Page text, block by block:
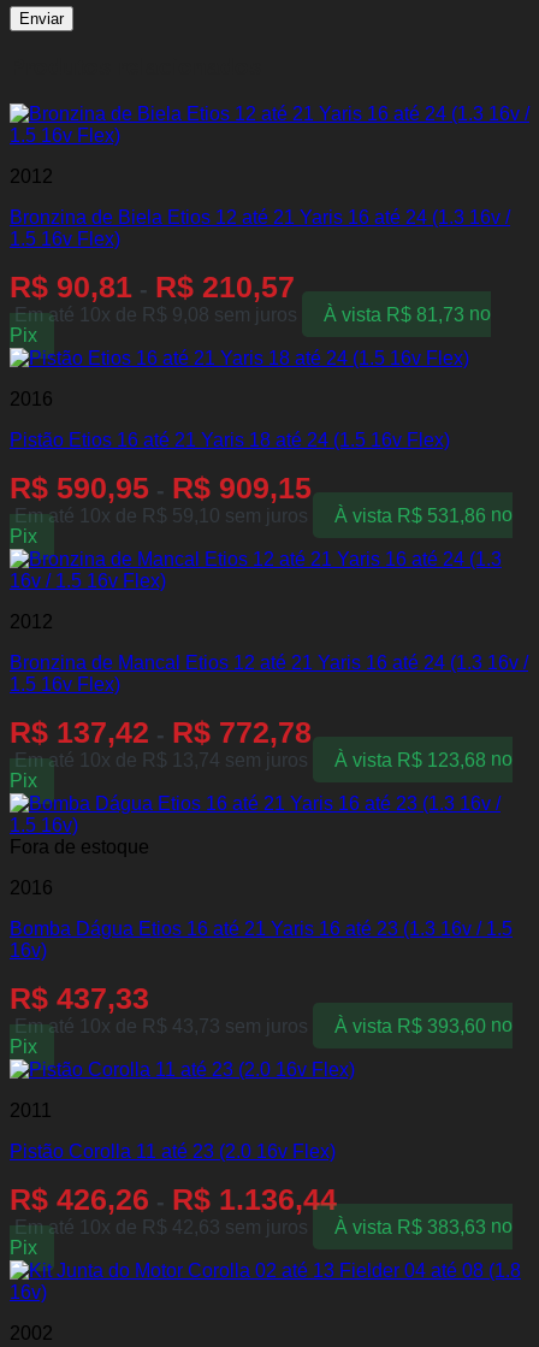
2012
Bronzina de Biela Etios 12 até 21 Yaris 16 até 24 (1.3 16v /
1.5 16v Flex)
R$ 90,81 - R$ 210,57
Em até 10x de R$ 9,08 sem juros À vista R$81,73 no
Pix
2016
Pistão Etios 16 até 21 Yaris 18 até 24 (1.5 16v Flex)
R$ 590,95 - R$ 909,15
Em até 10x de R$ 59,10 sem juros À vista R$531,86 no
Pix
2012
Bronzina de Mancal Etios 12 até 21 Yaris 16 até 24 (1.3 16v /
1.5 16v Flex)
R$ 137,42 - R$ 772,78
Em até 10x de R$ 13,74 sem juros À vista R$123,68 no
Pix
Fora de estoque
2016
Bomba Dágua Etios 16 até 21 Yaris 16 até 23 (1.3 16v / 1.5
16v)
R$ 437,33
Em até 10x de R$ 43,73 sem juros À vista R$393,60 no
Pix
2011
Pistão Corolla 11 até 23 (2.0 16v Flex)
R$ 426,26 - R$ 1.136,44
Em até 10x de R$ 42,63 sem juros À vista R$383,63 no
Pix
2002